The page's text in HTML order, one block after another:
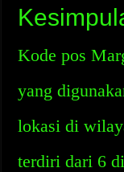
Kode pos
yang
lokasi di
terdiri dari 6